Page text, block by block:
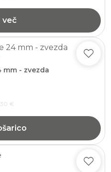
več
mm - zvezda
€